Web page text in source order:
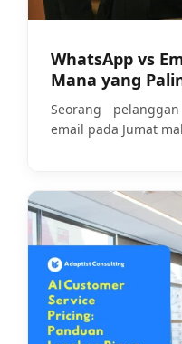
WhatsApp vs
Mana yang
Seorang
email pada Jumat